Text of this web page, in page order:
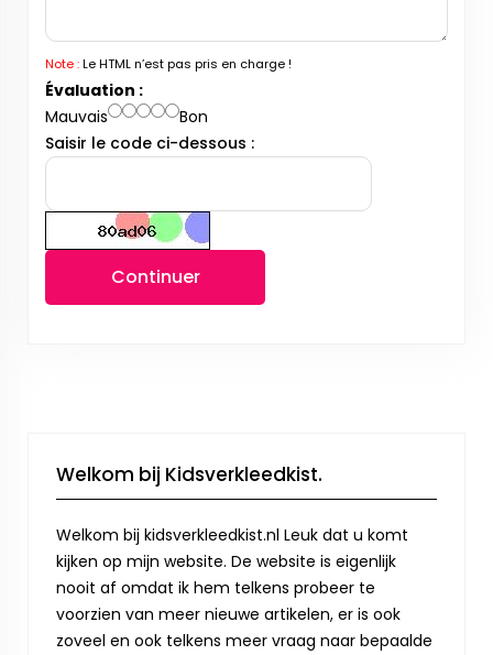
Note :Le HTML n’est pas pris en charge !
Évaluation :
Mauvais
Bon
Saisir le code ci-dessous :
Continuer
Welkom bij Kidsverkleedkist.
Welkom bij kidsverkleedkist.nl Leuk dat u komt
kijken op mijn website. De website is eigenlijk
nooit af omdat ik hem telkens probeer te
voorzien van meer nieuwe artikelen, er is ook
zoveel en ook telkens meer vraag naar bepaalde